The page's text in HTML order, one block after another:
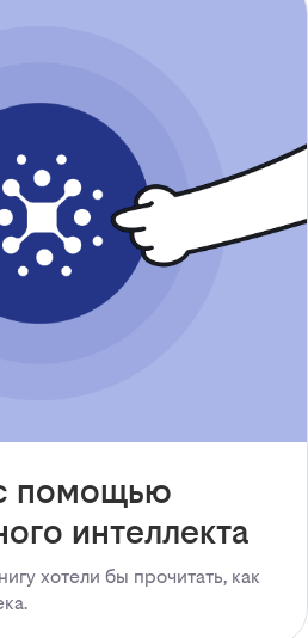
помощью
интеллекта
хотели бы прочитать, как